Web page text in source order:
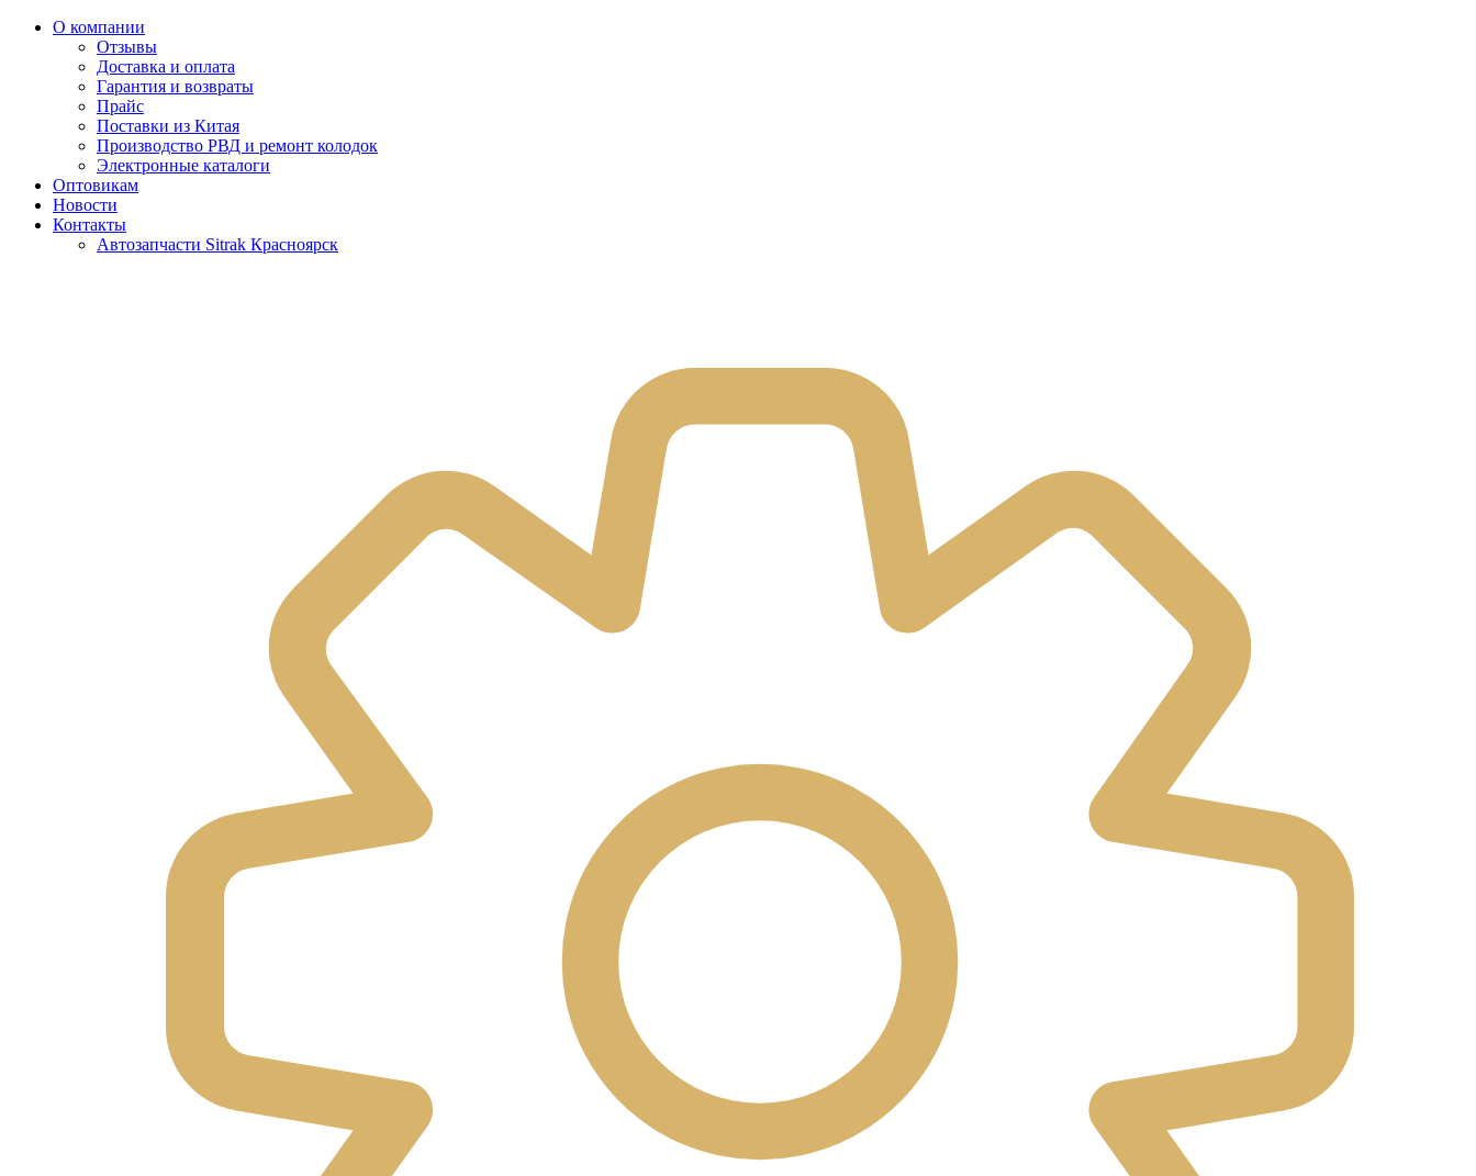
О компании
Отзывы
Доставка и оплата
Гарантия и возвраты
Прайс
Поставки из Китая
Производство РВД и ремонт колодок
Электронные каталоги
Оптовикам
Новости
Контакты
Автозапчасти Sitrak Красноярск